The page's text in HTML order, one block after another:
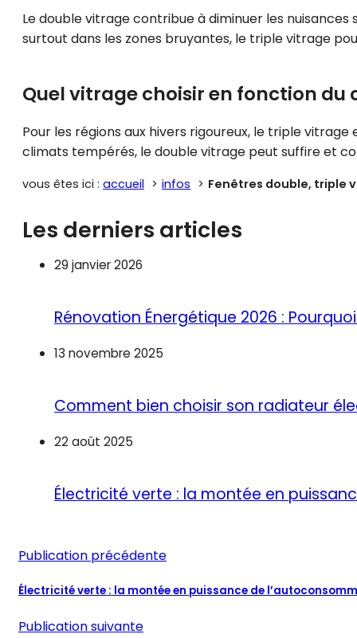
Le double vitrage contribue à diminuer les
surtout dans les zones bruyantes, le triple vitrage
Quel vitrage choisir en fonction du
Pour les régions aux hivers rigoureux, le triple
climats tempérés, le double vitrage peut suffire et
vous êtes ici : accueil infos Fenêtres double, triple
Les derniers articles
29 janvier 2026
Rénovation Énergétique 2026 :
13 novembre 2025
Comment bien choisir son radiateur
22 août 2025
Électricité verte : la montée en
Publication précédente
Électricité verte : la montée en puissance de
Publication suivante